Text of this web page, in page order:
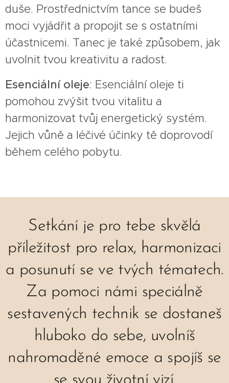
duše. Prostřednictvím tance se budeš
moci vyjádřit a propojit se s ostatními
účastnicemi. Tanec je také způsobem, jak
uvolnit tvou kreativitu a radost.
Esenciální oleje: Esenciální oleje ti
pomohou zvýšit tvou vitalitu a
harmonizovat tvůj energetický systém.
Jejich vůně a léčivé účinky tě doprovodí
během celého pobytu.
Setkání je pro tebe skvělá
příležitost pro relax, harmonizaci
a posunutí se ve tvých tématech.
Za pomoci námi speciálně
sestavených technik se dostaneš
hluboko do sebe, uvolníš
nahromaděné emoce a spojíš se